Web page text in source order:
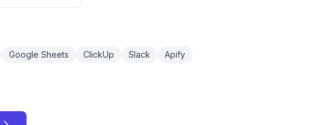
Google Sheets ClickUp Slack Apify